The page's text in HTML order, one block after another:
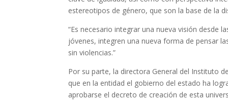
estereotipos de género, que son la base de la
“Es necesario integrar una nueva visión desde
jóvenes, integren una nueva forma de pensar
sin violencias.”
Por su parte, la directora General del Instituto
que en la entidad el gobierno del estado ha
aprobarse el decreto de creación de esta